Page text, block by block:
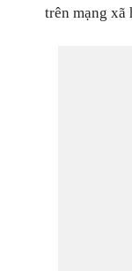
trên mạng xã